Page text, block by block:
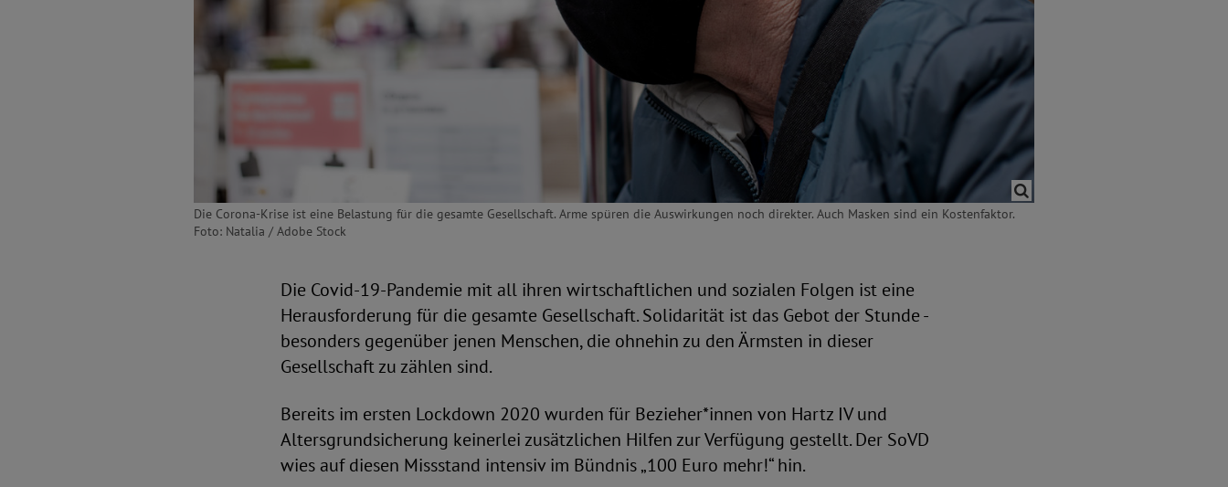
Die Corona-Krise ist eine Belastung für die gesamte Gesellschaft. Arme spüren die Auswirkungen noch direkter. Auch Masken sind ein Kostenfaktor.
Foto: Natalia / Adobe Stock
Die Covid-19-Pandemie mit all ihren wirtschaftlichen und sozialen Folgen ist eine
Herausforderung für die gesamte Gesellschaft. Solidarität ist das Gebot der Stunde -
besonders gegenüber jenen Menschen, die ohnehin zu den Ärmsten in dieser
Gesellschaft zu zählen sind.
Bereits im ersten Lockdown 2020 wurden für Bezieher*innen von Hartz IV und
Altersgrundsicherung keinerlei zusätzlichen Hilfen zur Verfügung gestellt. Der SoVD
wies auf diesen Missstand intensiv im Bündnis „100 Euro mehr!“ hin.